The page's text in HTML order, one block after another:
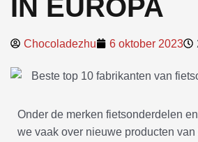
IN EUROPA
Chocoladezhu 6 oktober 2023
Onder de merken fietsonderdelen
we vaak over nieuwe producten